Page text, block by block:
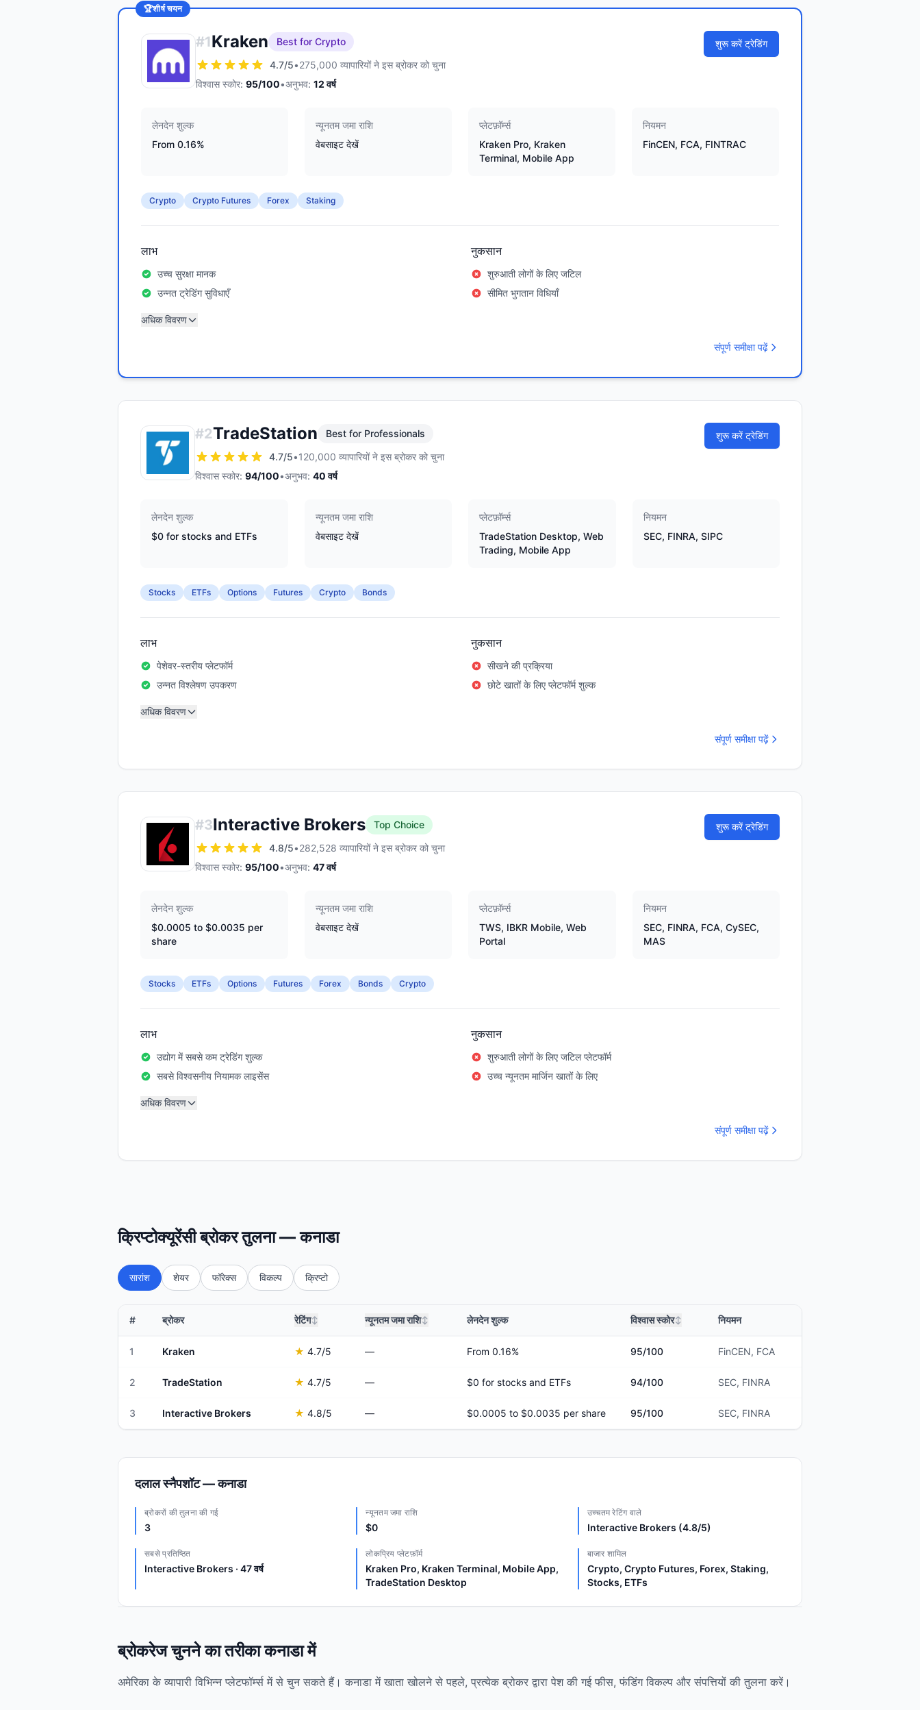
🏆शीर्ष चयन
#1Kraken
Best for Crypto
4.7/5•275,000 व्यापारियों ने इस ब्रोकर को चुना
विश्वास स्कोर: 95/100•अनुभव: 12 वर्ष
शुरू करें ट्रेडिंग
लेनदेन शुल्क
From 0.16%
न्यूनतम जमा राशि
वेबसाइट देखें
प्लेटफ़ॉर्म्स
Kraken Pro, Kraken
Terminal, Mobile App
नियमन
FinCEN, FCA, FINTRAC
Crypto Crypto Futures Forex Staking
लाभ
उच्च सुरक्षा मानक
उन्नत ट्रेडिंग सुविधाएँ
नुकसान
शुरुआती लोगों के लिए जटिल
सीमित भुगतान विधियाँ
अधिक विवरण
संपूर्ण समीक्षा पढ़ें
#2TradeStation
Best for Professionals
4.7/5•120,000 व्यापारियों ने इस ब्रोकर को चुना
विश्वास स्कोर: 94/100•अनुभव: 40 वर्ष
शुरू करें ट्रेडिंग
लेनदेन शुल्क
$0 for stocks and ETFs
न्यूनतम जमा राशि
वेबसाइट देखें
प्लेटफ़ॉर्म्स
TradeStation Desktop, Web
Trading, Mobile App
नियमन
SEC, FINRA, SIPC
Stocks ETFs Options Futures Crypto Bonds
लाभ
पेशेवर-स्तरीय प्लेटफॉर्म
उन्नत विश्लेषण उपकरण
नुकसान
सीखने की प्रक्रिया
छोटे खातों के लिए प्लेटफॉर्म शुल्क
अधिक विवरण
संपूर्ण समीक्षा पढ़ें
#3Interactive Brokers
Top Choice
4.8/5•282,528 व्यापारियों ने इस ब्रोकर को चुना
विश्वास स्कोर: 95/100•अनुभव: 47वर्ष
शुरू करें ट्रेडिंग
लेनदेन शुल्क
$0.0005 to $0.0035 per
share
न्यूनतम जमा राशि
वेबसाइट देखें
प्लेटफ़ॉर्म्स
TWS, IBKR Mobile, Web
Portal
नियमन
SEC, FINRA, FCA, CySEC,
MAS
Stocks ETFs Options Futures Forex Bonds Crypto
लाभ
उद्योग में सबसे कम ट्रेडिंग शुल्क
सबसे विश्वसनीय नियामक लाइसेंस
नुकसान
शुरुआती लोगों के लिए जटिल प्लेटफॉर्म
उच्च न्यूनतम मार्जिन खातों के लिए
अधिक विवरण
संपूर्ण समीक्षा पढ़ें
क्रिप्टोक्यूरेंसी ब्रोकर तुलना — कनाडा
सारांश शेयर फॉरेक्स विकल्प क्रिप्टो
# ब्रोकर रेटिंग↕ न्यूनतम जमा राशि↕ लेनदेन शुल्क विश्वास स्कोर↕ नियमन
1 Kraken ★ 4.7/5 — From 0.16% 95/100 FinCEN, FCA
2 TradeStation ★ 4.7/5 — $0 for stocks and ETFs 94/100 SEC, FINRA
3 Interactive Brokers ★ 4.8/5 — $0.0005 to $0.0035 per share 95/100 SEC, FINRA
दलाल स्नैपशॉट — कनाडा
ब्रोकरों की तुलना की गई
3
न्यूनतम जमा राशि
$0
उच्चतम रेटिंग वाले
Interactive Brokers (4.8/5)
सबसे प्रतिष्ठित
Interactive Brokers · 47 वर्ष
लोकप्रिय प्लेटफ़ॉर्म
Kraken Pro, Kraken Terminal, Mobile App,
TradeStation Desktop
बाजार शामिल
Crypto, Crypto Futures, Forex, Staking,
Stocks, ETFs
ब्रोकरेज चुनने का तरीका कनाडा में
अमेरिका के व्यापारी विभिन्न प्लेटफॉर्म्स में से चुन सकते हैं। कनाडा में खाता खोलने से पहले, प्रत्येक ब्रोकर द्वारा पेश की गई फीस, फंडिंग विकल्प और संपत्तियों की तुलना करें।